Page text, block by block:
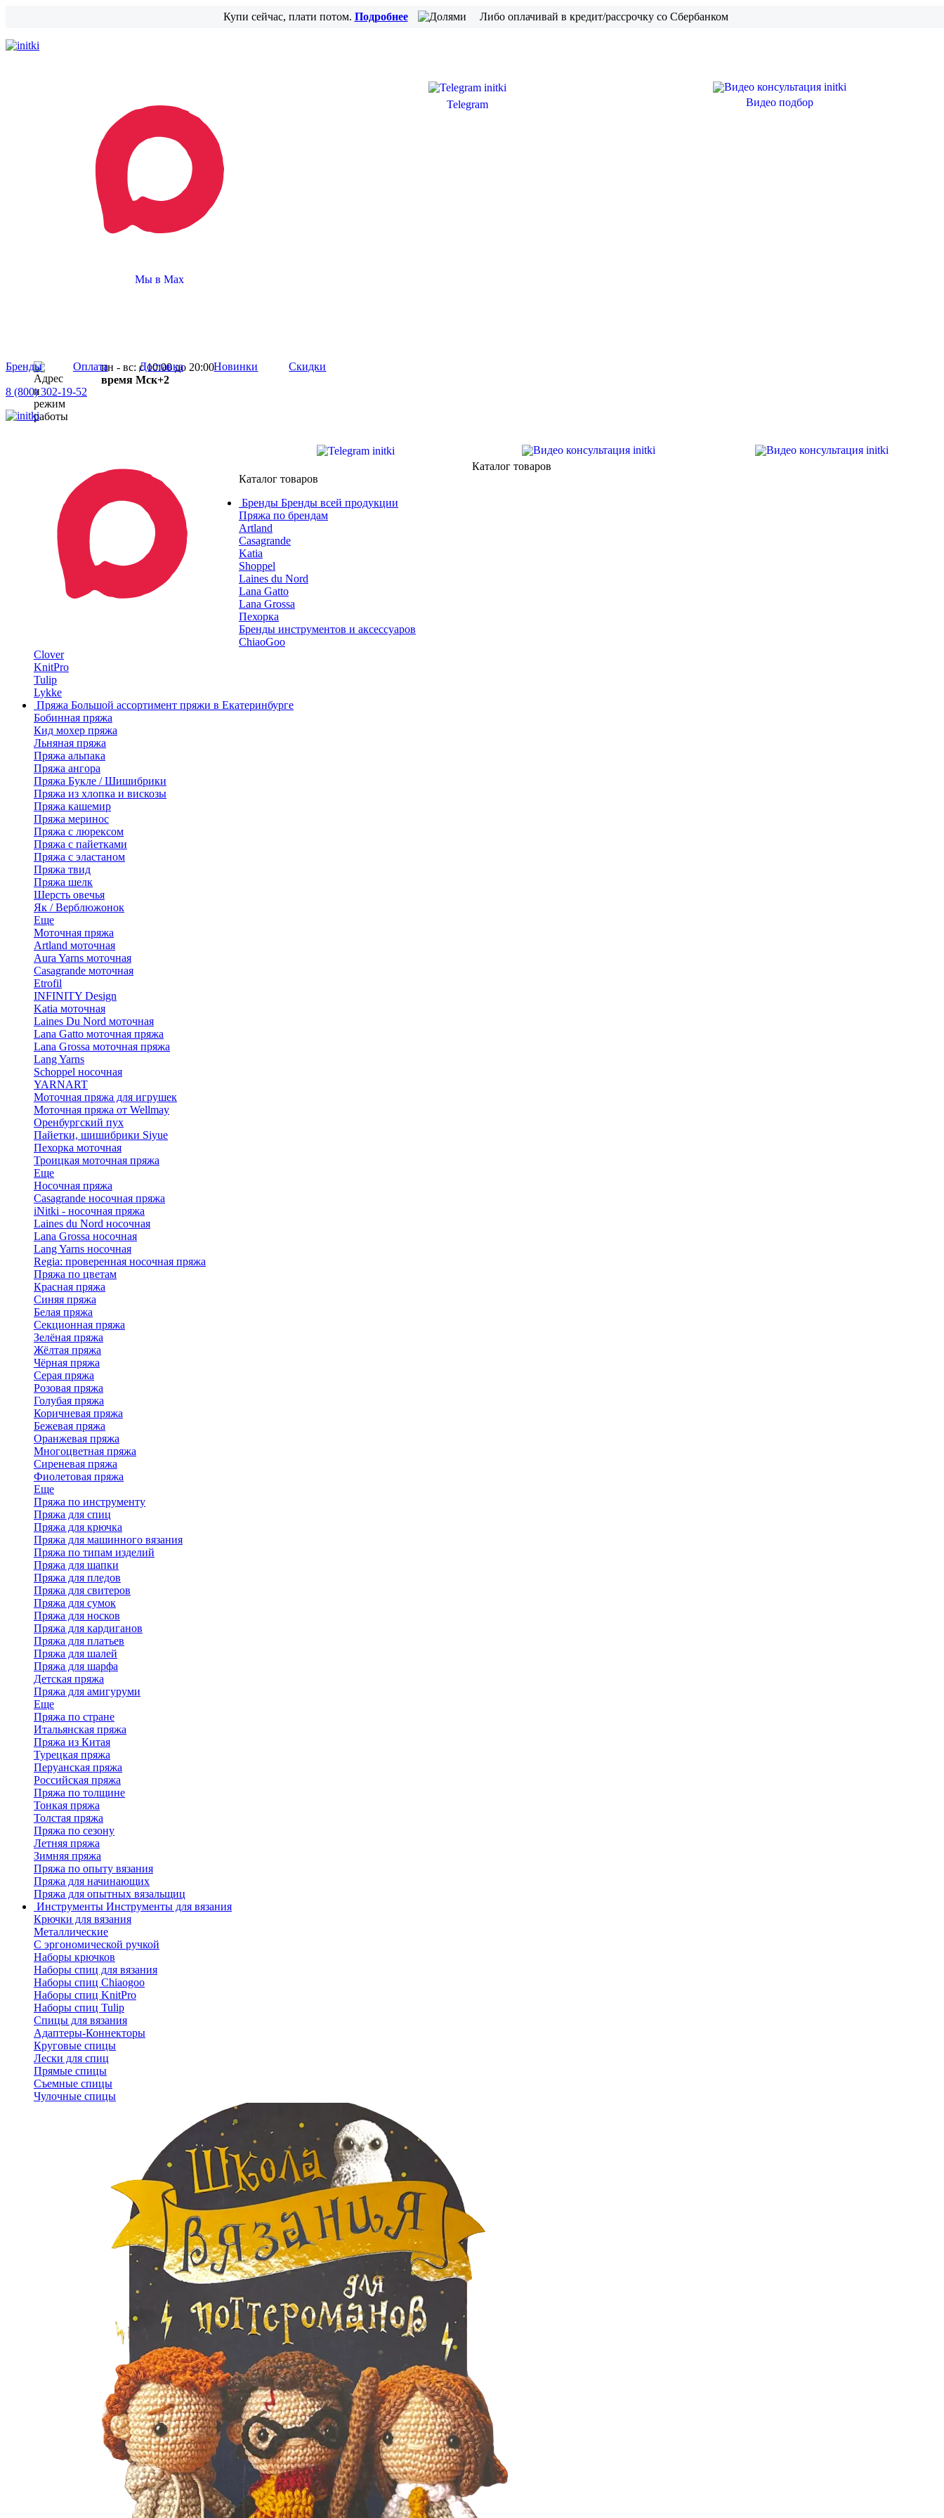
Купи сейчас, плати потом. Подробнее Либо оплачивай в кредит/рассрочку со Сбербанком
Мы в Max
Telegram Видео подбор
Бренды Оплата Доставка Новинки Скидки
8 (800) 302-19-52
пн - вс: с 10:00 до 20:00
время Мск+2
Каталог товаров
Каталог товаров
Бренды Бренды всей продукции
Пряжа по брендам
Artland
Casagrande
Katia
Shoppel
Laines du Nord
Lana Gatto
Lana Grossa
Пехорка
Бренды инструментов и аксессуаров
ChiaoGoo
Clover
KnitPro
Tulip
Lykke
Пряжа Большой ассортимент пряжи в Екатеринбурге
Бобинная пряжа
Кид мохер пряжа
Льняная пряжа
Пряжа альпака
Пряжа ангора
Пряжа Букле / Шишибрики
Пряжа из хлопка и вискозы
Пряжа кашемир
Пряжа меринос
Пряжа с люрексом
Пряжа с пайетками
Пряжа с эластаном
Пряжа твид
Пряжа шелк
Шерсть овечья
Як / Верблюжонок
Еще
Моточная пряжа
Artland моточная
Aura Yarns моточная
Casagrande моточная
Etrofil
INFINITY Design
Katia моточная
Laines Du Nord моточная
Lana Gatto моточная пряжа
Lana Grossa моточная пряжа
Lang Yarns
Schoppel носочная
YARNART
Моточная пряжа для игрушек
Моточная пряжа от Wellmay
Оренбургский пух
Пайетки, шишибрики Siyue
Пехорка моточная
Троицкая моточная пряжа
Еще
Носочная пряжа
Casagrande носочная пряжа
iNitki - носочная пряжа
Laines du Nord носочная
Lana Grossa носочная
Lang Yarns носочная
Regia: проверенная носочная пряжа
Пряжа по цветам
Красная пряжа
Синяя пряжа
Белая пряжа
Секционная пряжа
Зелёная пряжа
Жёлтая пряжа
Чёрная пряжа
Серая пряжа
Розовая пряжа
Голубая пряжа
Коричневая пряжа
Бежевая пряжа
Оранжевая пряжа
Многоцветная пряжа
Сиреневая пряжа
Фиолетовая пряжа
Еще
Пряжа по инструменту
Пряжа для спиц
Пряжа для крючка
Пряжа для машинного вязания
Пряжа по типам изделий
Пряжа для шапки
Пряжа для пледов
Пряжа для свитеров
Пряжа для сумок
Пряжа для носков
Пряжа для кардиганов
Пряжа для платьев
Пряжа для шалей
Пряжа для шарфа
Детская пряжа
Пряжа для амигуруми
Еще
Пряжа по стране
Итальянская пряжа
Пряжа из Китая
Турецкая пряжа
Перуанская пряжа
Российская пряжа
Пряжа по толщине
Тонкая пряжа
Толстая пряжа
Пряжа по сезону
Летняя пряжа
Зимняя пряжа
Пряжа по опыту вязания
Пряжа для начинающих
Пряжа для опытных вязальщиц
Инструменты Инструменты для вязания
Крючки для вязания
Металлические
С эргономической ручкой
Наборы крючков
Наборы спиц для вязания
Наборы спиц Chiaogoo
Наборы спиц KnitPro
Наборы спиц Tulip
Спицы для вязания
Адаптеры-Коннекторы
Круговые спицы
Лески для спиц
Прямые спицы
Съемные спицы
Чулочные спицы